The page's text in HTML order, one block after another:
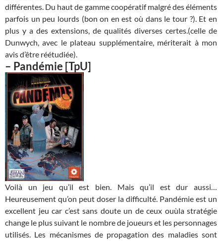
différentes. Du haut de gamme coopératif malgré des éléments
parfois un peu lourds (bon on en est où dans le tour ?). Et en
plus y a des extensions, de qualités diverses certes.(celle de
Dunwych, avec le plateau supplémentaire, mériterait à mon
avis d’être réétudiée).
– Pandémie [TpU]
Voilà un jeu qu’il est bien. Mais qu’il est dur aussi…
Heureusement qu’on peut doser la difficulté. Pandémie est un
excellent jeu car c’est sans doute un de ceux ouùla stratégie
change le plus suivant le nombre de joueurs et les personnages
utilisés. Les mécanismes de propagation des maladies sont